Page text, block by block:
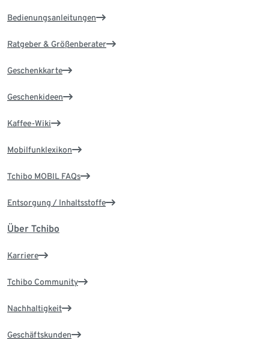
Bedienungsanleitungen
Ratgeber & Größenberater
Geschenkkarte
Geschenkideen
Kaffee-Wiki
Mobilfunklexikon
Tchibo MOBIL FAQs
Entsorgung / Inhaltsstoffe
Über Tchibo
Karriere
Tchibo Community
Nachhaltigkeit
Geschäftskunden